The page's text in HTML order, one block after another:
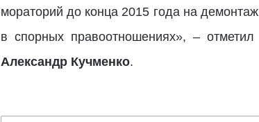
мораторий до конца 2015 года на
в спорных правоотношениях», –
Александр Кучменко.